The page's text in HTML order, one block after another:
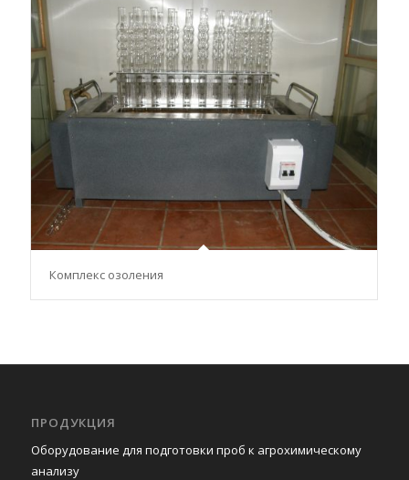
Комплекс озоления
ПРОДУКЦИЯ
Оборудование для подготовки проб к агрохимическому
анализу